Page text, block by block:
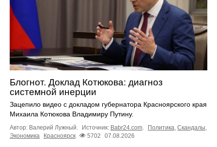
Блогнот. Доклад Котюкова: диагноз
системной инерции
Зацепило видео с докладом губернатора Красноярского края
Михаила Котюкова Владимиру Путину.
Автор: Валерий Лужный. Источник: Babr24.com. Политика, Скандалы,
Экономика
Красноярск 5702 07.08.2026